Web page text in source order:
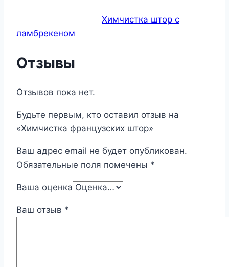
Химчистка штор с
ламбрекеном
Отзывы
Отзывов пока нет.
Будьте первым, кто оставил отзыв на
«Химчистка французских штор»
Ваш адрес email не будет опубликован.
Обязательные поля помечены *
Ваша оценка
Ваш отзыв *